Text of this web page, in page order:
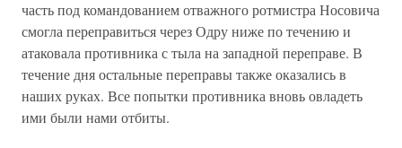
часть под командованием отважного ротмистра Носовича
смогла переправиться через Одру ниже по течению и
атаковала противника с тыла на западной переправе. В
течение дня остальные переправы также оказались в
наших руках. Все попытки противника вновь овладеть
ими были нами отбиты.